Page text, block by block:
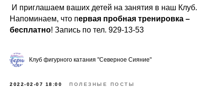
И приглашаем ваших детей на занятия в наш Клуб.
Напоминаем, что первая пробная тренировка –
бесплатно! Запись по тел. 929-13-53
Клуб фигурного катания "Северное Сияние"
2022-02-07 18:00 ПОЛЕЗНЫЕ ПОСТЫ